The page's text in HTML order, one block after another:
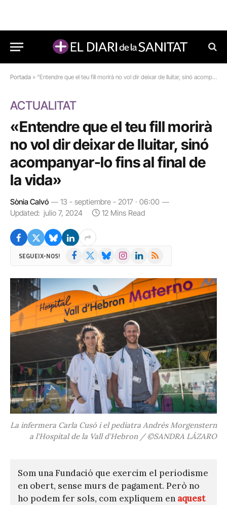
Portada » “Entendre que el teu fill morirà no vol dir deixar de lluitar, sinó acompanyar-lo fins al final de la vida”
ACTUALITAT
«Entendre que el teu fill morirà
no vol dir deixar de lluitar, sinó
acompanyar-lo fins al final de
la vida»
Sònia Calvó
13 - septiembre - 2017 · 06:00
Updated: julio 7, 2024 12 Mins Read
SEGUEIX-NOS! Facebook BlueskyInstagramLinkedIn
RSS
La infermera Carla Cusó i el pediatra Andrés Morgenstern
a l'Hospital de la Vall d'Hebron / ©SANDRA LÁZARO
Som una Fundació que exercim el periodisme
en obert, sense murs de pagament. Però no
ho podem fer sols, com expliquem en aquest